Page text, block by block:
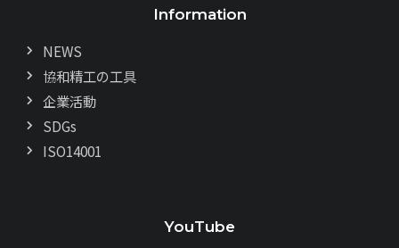
Information
NEWS
協和精工の工具
企業活動
SDGs
ISO14001
YouTube